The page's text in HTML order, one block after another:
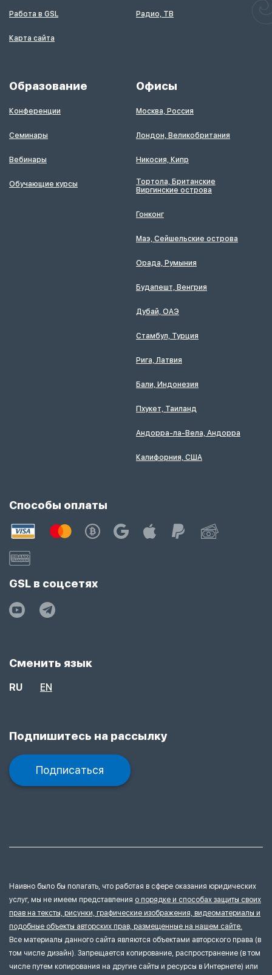
Работа в GSL
Карта сайта
Радио, ТВ
Образование
Конференции
Семинары
Вебинары
Обучающие курсы
Офисы
Москва, Россия
Лондон, Великобритания
Никосия, Кипр
Тортола, Британские
Виргинские острова
Гонконг
Маэ, Сейшельские острова
Орада, Румыния
Будапешт, Венгрия
Дубай, ОАЭ
Стамбул, Турция
Рига, Латвия
Бали, Индонезия
Пхукет, Таиланд
Андорра-ла-Вела, Андорра
Калифорния, США
Способы оплаты
GSL в соцсетях
Сменить язык
RU EN
Подпишитесь на рассылку
Подписаться
Наивно было бы полагать, что работая в сфере оказания юридических
услуг, мы не имеем представления о порядке и способах защиты своих
прав на тексты, рисунки, графические изображения, видеоматериалы и
подобные объекты авторских прав, размещенные на нашем сайте.
Все материалы данного сайта являются объектами авторского права (в
том числе дизайн). Запрещается копирование, распространение (в том
числе путем копирования на другие сайты и ресурсы в Интернете) или